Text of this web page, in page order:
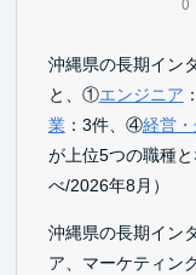
沖縄県の長期イン
と、①エンジニア
業：3件、④経営
が上位5つの職種
べ/2026年8月）
沖縄県の長期イン
ア、マーケティン